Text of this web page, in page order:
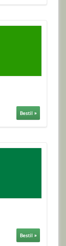
Bestil »
Bestil »